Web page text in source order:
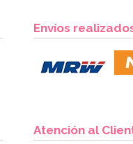
Envíos
Atención al